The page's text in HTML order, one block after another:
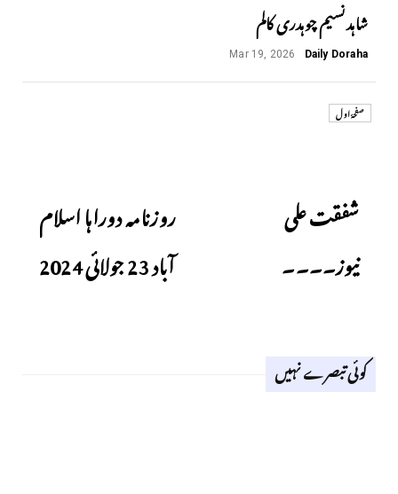
شاہد نسیم چوہدری کالم
Daily Doraha
Mar 19, 2026
صفحۂ اول
شفقت علی
نیوز۔۔۔۔
روزنامہ دوراہا اسلام
آباد 23 جولائی 2024
کوئی تبصرے نہیں